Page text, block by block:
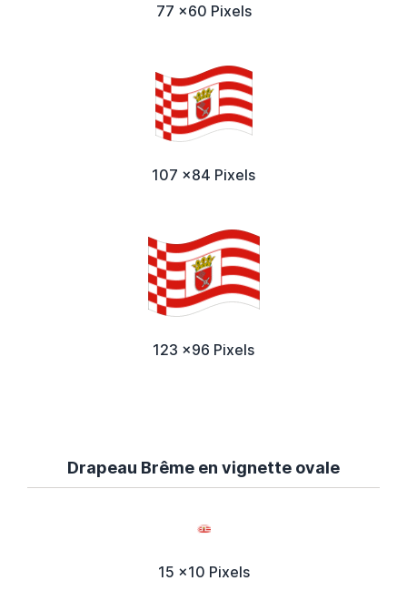
77 x60 Pixels
107 x84 Pixels
123 x96 Pixels
Drapeau Brême en vignette ovale
15 x10 Pixels